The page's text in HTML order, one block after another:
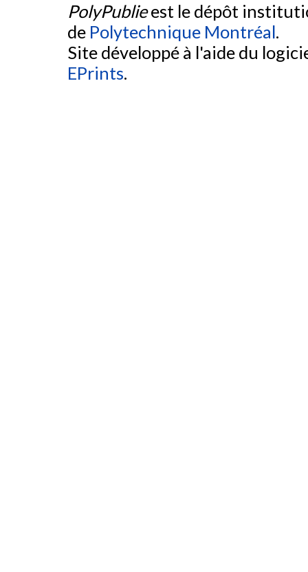
PolyPublieest le dépôt
de Polytechnique Montréal.
Site développé à l'aide du
EPrints.